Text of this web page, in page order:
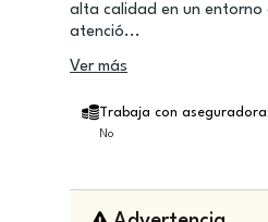
alta calidad en un entorno
atenció...
Ver más
Trabaja con
No